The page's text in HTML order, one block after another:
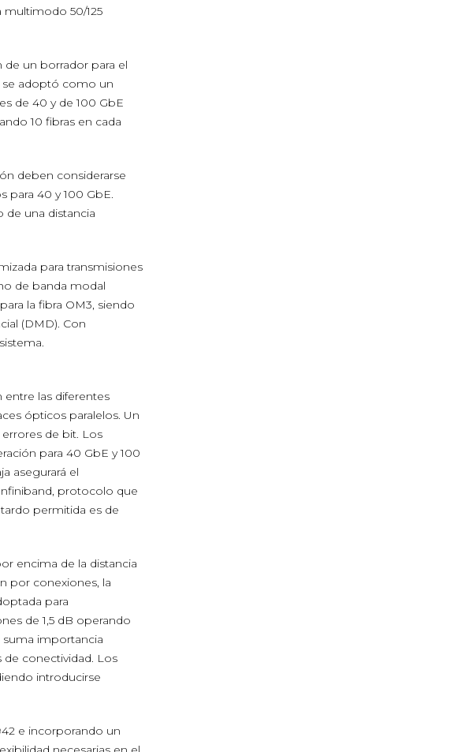
multimodo 50/125
un borrador para el
se adoptó como un
de 40 y de 100 GbE
10 fibras en cada
deben considerarse
para 40 y 100 GbE.
una distancia
para transmisiones
de banda modal
la fibra OM3, siendo
(DMD). Con
las diferentes
ópticos paralelos. Un
de bit. Los
para 40 GbE y 100
asegurará el
protocolo que
permitida es de
encima de la distancia
por conexiones, la
para
de 1,5 dB operando
importancia
conectividad. Los
introducirse
e incorporando un